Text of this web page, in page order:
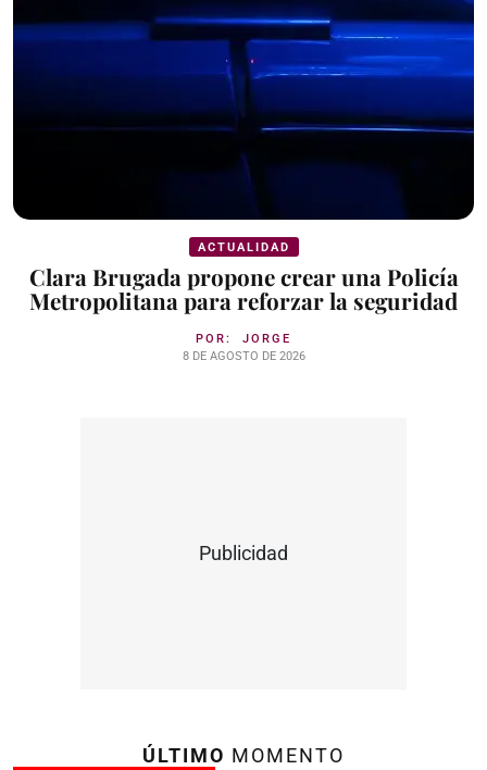
ACTUALIDAD
Clara Brugada propone crear una Policía
Metropolitana para reforzar la seguridad
POR: JORGE
8 DE AGOSTO DE 2026
Publicidad
ÚLTIMO MOMENTO